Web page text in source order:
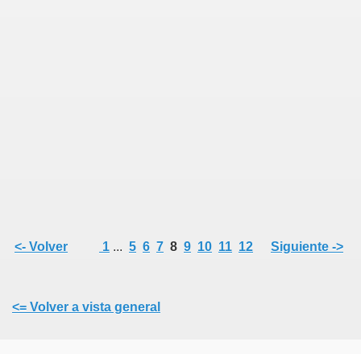
<- Volver 1 ... 5 6 7 8 9 10 11 12 Siguiente ->
<= Volver a vista general